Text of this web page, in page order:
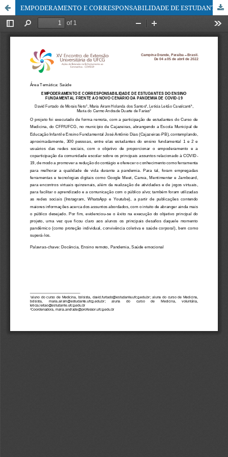
EMPODERAMENTO E CORRESPONSABILIDADE DE ESTUDANTES DO ENSINO FUNDAMENTAL FRENTE AO NOVO CENÁRIO DA PANDEMIA DE COVID-19